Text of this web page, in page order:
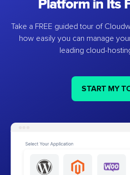
Platform in Its
Take a FREE guided tour of
how easily you can manage
leading cloud-
START MY